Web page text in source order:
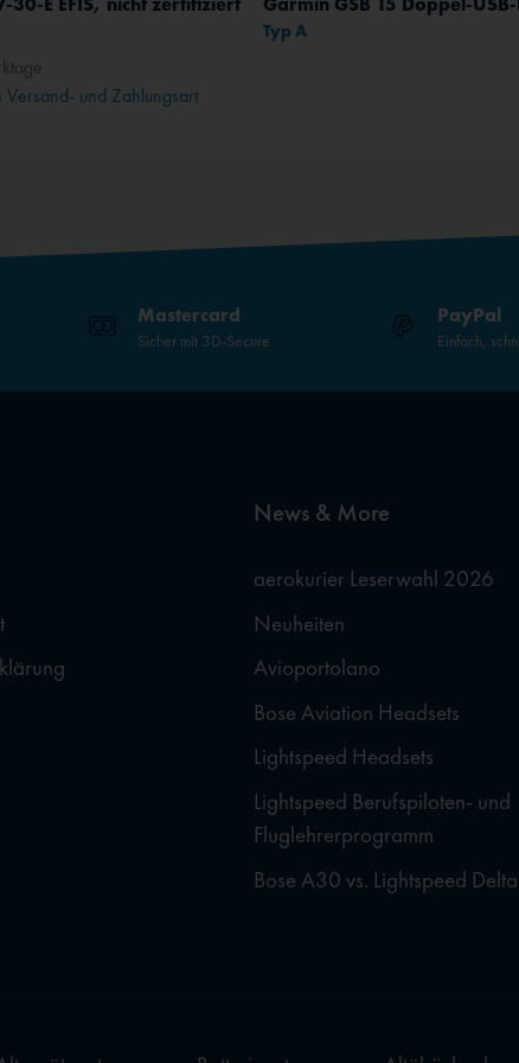
und Zahlungsart
Typ A
Mastercard
Sicher mit 3D-Secure
PayPal
Einfach,
News & More
aerokurier Leserwahl 2026
Neuheiten
Avioportolano
Bose Aviation Headsets
Lightspeed Headsets
Lightspeed Berufspiloten- und
Fluglehrerprogramm
Bose A30 vs. Lightspeed